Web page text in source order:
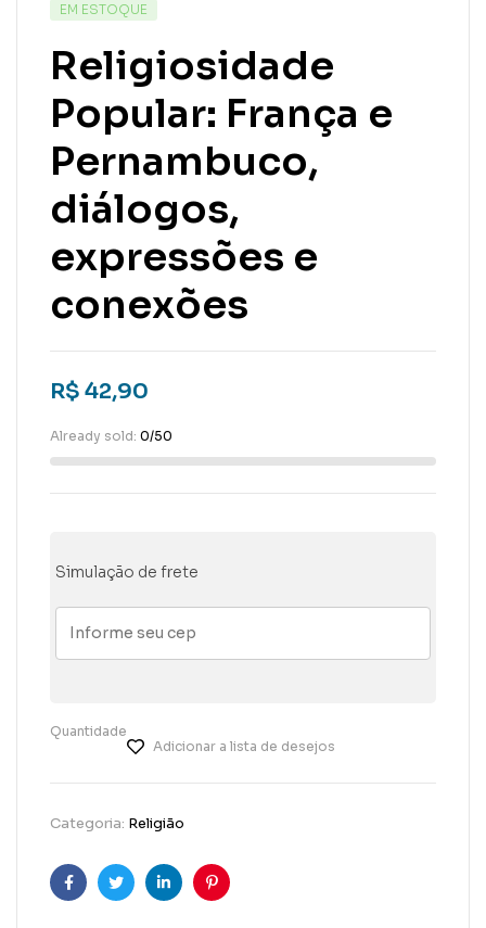
EM ESTOQUE
Religiosidade
Popular: França e
Pernambuco,
diálogos,
expressões e
conexões
R$ 42,90
Already sold: 0/50
Simulação de frete
Quantidade
Adicionar a lista de desejos
Categoria: Religião
FacebookTwitterLinkedinPinterest